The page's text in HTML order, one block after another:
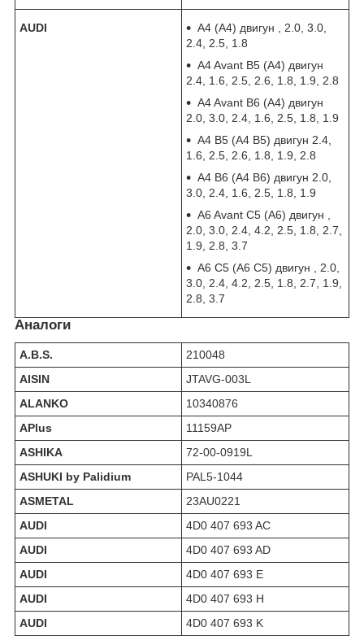
AUDI
A4 (А4) двигун , 2.0, 3.0,
2.4, 2.5, 1.8
A4 Avant B5 (А4) двигун
2.4, 1.6, 2.5, 2.6, 1.8, 1.9, 2.8
A4 Avant B6 (А4) двигун
2.0, 3.0, 2.4, 1.6, 2.5, 1.8, 1.9
A4 B5 (А4 В5) двигун 2.4,
1.6, 2.5, 2.6, 1.8, 1.9, 2.8
A4 B6 (А4 В6) двигун 2.0,
3.0, 2.4, 1.6, 2.5, 1.8, 1.9
A6 Avant C5 (А6) двигун ,
2.0, 3.0, 2.4, 4.2, 2.5, 1.8, 2.7,
1.9, 2.8, 3.7
A6 C5 (А6 С5) двигун , 2.0,
3.0, 2.4, 4.2, 2.5, 1.8, 2.7, 1.9,
2.8, 3.7
Аналоги
A.B.S.
210048
AISIN
JTAVG-003L
ALANKO
10340876
APlus
11159AP
ASHIKA
72-00-0919L
ASHUKI by Palidium
PAL5-1044
ASMETAL
23AU0221
AUDI
4D0 407 693 AC
AUDI
4D0 407 693 AD
AUDI
4D0 407 693 E
AUDI
4D0 407 693 H
AUDI
4D0 407 693 K